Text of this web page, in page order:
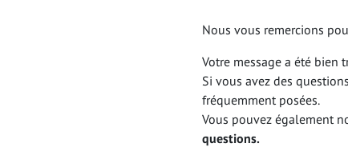
CAMPING-CARS ET
PAYS
Nous vous remercions
Votre message a été bien
Si vous avez des
fréquemment posées.
Vous pouvez également
questions.